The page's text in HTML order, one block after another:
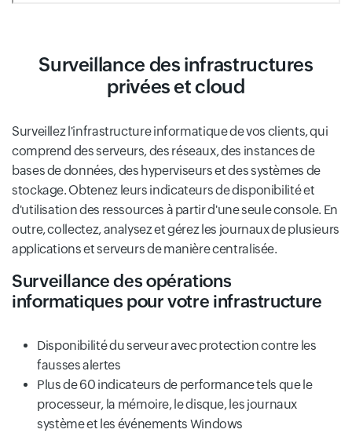
Surveillance des infrastructures
privées et cloud
Surveillez l'infrastructure informatique de vos clients, qui
comprend des serveurs, des réseaux, des instances de
bases de données, des hyperviseurs et des systèmes de
stockage. Obtenez leurs indicateurs de disponibilité et
d'utilisation des ressources à partir d'une seule console. En
outre, collectez, analysez et gérez les journaux de plusieurs
applications et serveurs de manière centralisée.
Surveillance des opérations
informatiques pour votre infrastructure
Disponibilité du serveur avec protection contre les
fausses alertes
Plus de 60 indicateurs de performance tels que le
processeur, la mémoire, le disque, les journaux
système et les événements Windows